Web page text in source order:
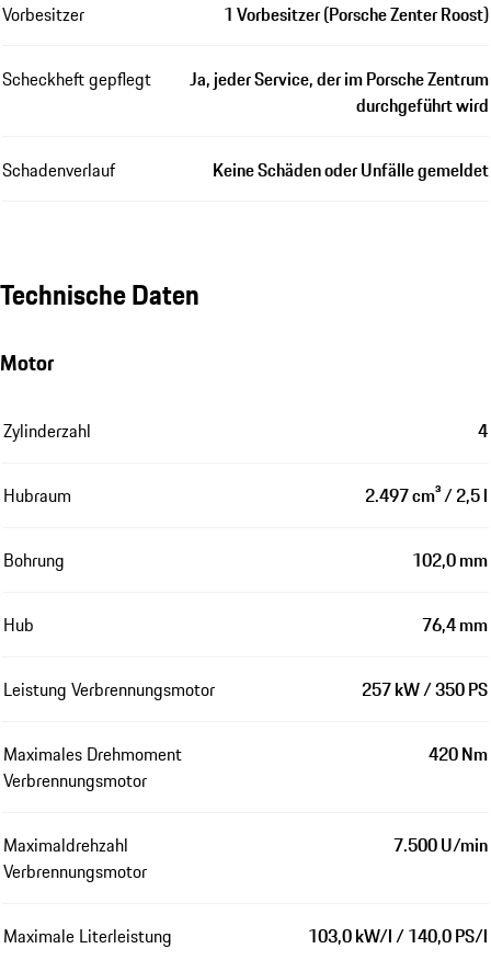
Vorbesitzer 1 Vorbesitzer (Porsche Zenter Roost)
Scheckheft gepflegt
Ja, jeder Service, der im Porsche Zentrum
durchgeführt wird
Schadenverlauf Keine Schäden oder Unfälle gemeldet
Technische Daten
Motor
Zylinderzahl 4
Hubraum 2.497 cm³ / 2,5 l
Bohrung 102,0 mm
Hub 76,4 mm
Leistung Verbrennungsmotor 257 kW / 350 PS
Maximales Drehmoment
Verbrennungsmotor
420 Nm
Maximaldrehzahl
Verbrennungsmotor
7.500 U/min
Maximale Literleistung 103,0 kW/l / 140,0 PS/l